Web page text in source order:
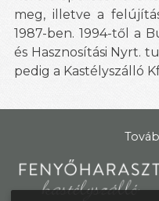
meg, illetve a
1987-ben. 1994-től a
és Hasznosítási Nyrt.
pedig a Kastélyszálló